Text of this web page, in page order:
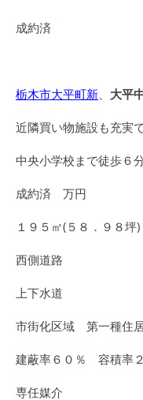
成約済
栃木市大平町新、 大平
近隣買い物施設も充実
中央小学校まで徒歩６
成約済 万円
１９５㎡(５８．９８坪)
西側道路
上下水道
市街化区域 第一種住
建蔽率６０％ 容積率
専任媒介